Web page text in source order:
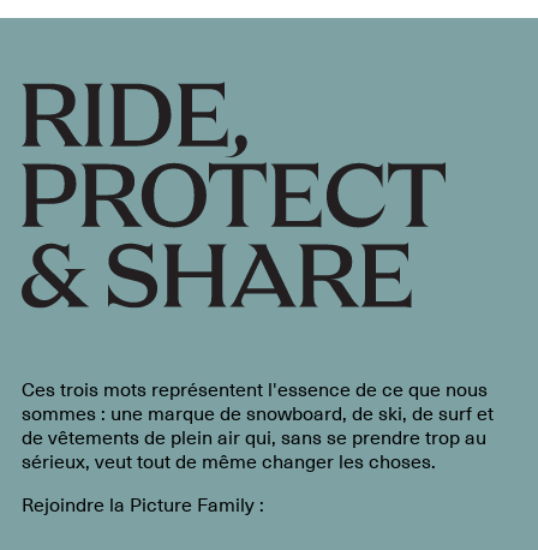
Ces trois mots représentent l'essence de ce que nous
sommes : une marque de snowboard, de ski, de surf et
de vêtements de plein air qui, sans se prendre trop au
sérieux, veut tout de même changer les choses.
Rejoindre la Picture Family :